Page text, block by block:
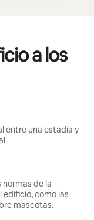
a los
entre una estadía y
de la
como las
mascotas.